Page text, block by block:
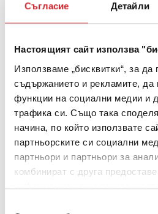
Съгласие Детайли
Настоящият сайт използва
Използваме „бисквитки“, за да
съдържанието и рекламите, да
функции на социални медии и
трафика си. Също така
начина, по който използвате
партньорските си социални
партньори и партньори за
комбинират с друга
информация или с такава,
ХОТЕЛИ
IKOS ODISIA